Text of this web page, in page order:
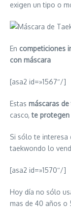
exigen un tipo o
En competiciones
con máscara
[asa2 id=»1567″/]
Estas máscaras
casco,te protegen
Si sólo te interesa
taekwondo lo
[asa2 id=»1570″/]
Hoy día no sólo
mas de 40 años o